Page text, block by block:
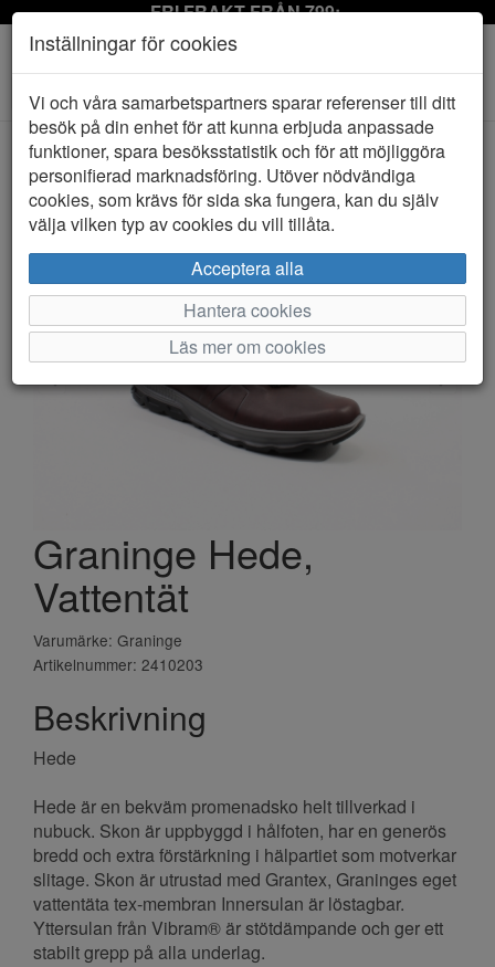
FRI FRAKT FRÅN 799:-
Toggle
navigation
HEM GRANINGE
Graninge Hede,
Vattentät
Varumärke: Graninge
Artikelnummer: 2410203
Beskrivning
Hede
Hede är en bekväm promenadsko helt tillverkad i
nubuck. Skon är uppbyggd i hålfoten, har en generös
bredd och extra förstärkning i hälpartiet som motverkar
slitage. Skon är utrustad med Grantex, Graninges eget
vattentäta tex-membran Innersulan är löstagbar.
Yttersulan från Vibram® är stötdämpande och ger ett
stabilt grepp på alla underlag.
Inställningar för cookies
Vi och våra samarbetspartners sparar referenser till ditt
besök på din enhet för att kunna erbjuda anpassade
funktioner, spara besöksstatistik och för att möjliggöra
personifierad marknadsföring. Utöver nödvändiga
cookies, som krävs för sida ska fungera, kan du själv
välja vilken typ av cookies du vill tillåta.
Acceptera alla
Hantera cookies
Läs mer om cookies